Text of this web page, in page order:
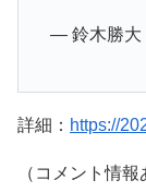
— 鈴木勝大
詳細： https://
（コメント情